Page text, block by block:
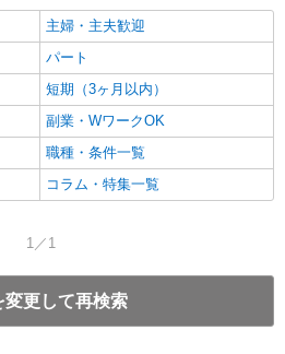
主婦・主夫歓迎
パート
短期（3ヶ月以内）
副業・WワークOK
職種・条件一覧
コラム・特集一覧
1／1
変更して再検索